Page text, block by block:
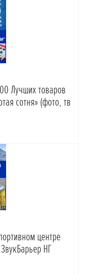
Лучших товаров
сотня» (фото, тв
центре
НГ